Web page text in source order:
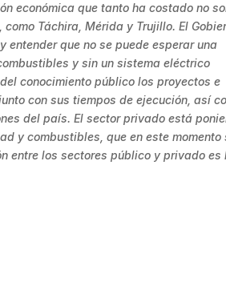
económica que tanto ha costado no
Táchira, Mérida y Trujillo. El
que no se puede esperar una
y sin un sistema eléctrico
conocimiento público los proyectos e
con sus tiempos de ejecución, así
del país. El sector privado está
y combustibles, que en este momento
entre los sectores público y privado es